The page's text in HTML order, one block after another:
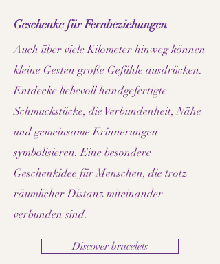
Geschenke für Fernbeziehungen
Auch über viele Kilometer hinweg können
kleine Gesten große Gefühle ausdrücken.
Entdecke liebevoll handgefertigte
Schmuckstücke, die Verbundenheit, Nähe
und gemeinsame Erinnerungen
symbolisieren. Eine besondere
Geschenkidee für Menschen, die trotz
räumlicher Distanz miteinander
verbunden sind.
Discover bracelets